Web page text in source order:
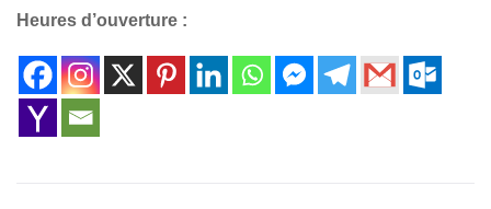
Heures d’ouverture :